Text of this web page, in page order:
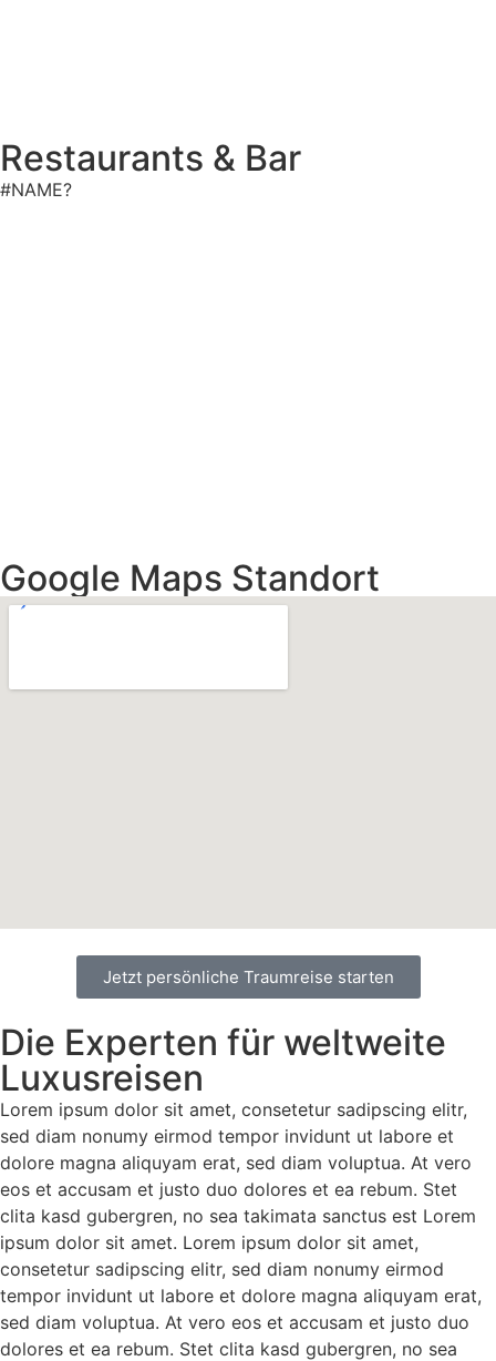
Restaurants & Bar
#NAME?
Google Maps Standort
Jetzt persönliche Traumreise starten
Die Experten für weltweite
Luxusreisen
Lorem ipsum dolor sit amet, consetetur sadipscing elitr,
sed diam nonumy eirmod tempor invidunt ut labore et
dolore magna aliquyam erat, sed diam voluptua. At vero
eos et accusam et justo duo dolores et ea rebum. Stet
clita kasd gubergren, no sea takimata sanctus est Lorem
ipsum dolor sit amet. Lorem ipsum dolor sit amet,
consetetur sadipscing elitr, sed diam nonumy eirmod
tempor invidunt ut labore et dolore magna aliquyam erat,
sed diam voluptua. At vero eos et accusam et justo duo
dolores et ea rebum. Stet clita kasd gubergren, no sea